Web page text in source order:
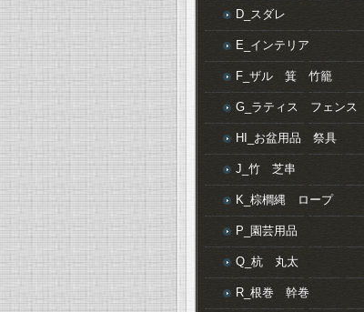
D_スダレ
E_インテリア
F_ザル 箕 竹籠
G_ラティス フェンス
HI_お盆用品 祭具
J_竹 芝串
K_棕櫚縄 ロープ
P_園芸用品
Q_杭 丸太
R_根巻 幹巻